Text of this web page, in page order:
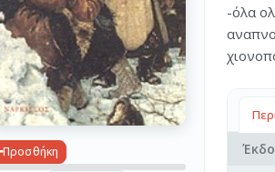
Προσθήκη
-όλα